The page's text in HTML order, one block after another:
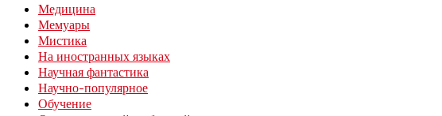
Медицина
Мемуары
Мистика
На иностранных языках
Научная фантастика
Научно-популярное
Обучение